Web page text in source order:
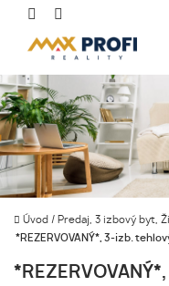
Úvod / Predaj, 3 izbový byt,
*REZERVOVANÝ*, 3-izb.